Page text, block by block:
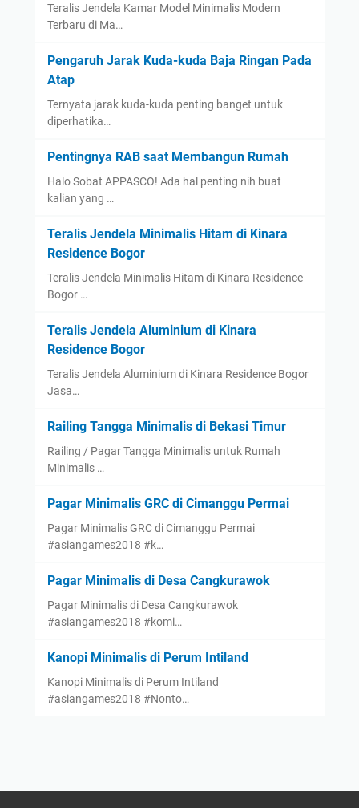
Teralis Jendela Kamar Model Minimalis Modern
Terbaru di Ma…
Pengaruh Jarak Kuda-kuda Baja Ringan Pada
Atap
Ternyata jarak kuda-kuda penting banget untuk
diperhatika…
Pentingnya RAB saat Membangun Rumah
Halo Sobat APPASCO! Ada hal penting nih buat
kalian yang …
Teralis Jendela Minimalis Hitam di Kinara
Residence Bogor
Teralis Jendela Minimalis Hitam di Kinara Residence
Bogor …
Teralis Jendela Aluminium di Kinara
Residence Bogor
Teralis Jendela Aluminium di Kinara Residence Bogor
Jasa…
Railing Tangga Minimalis di Bekasi Timur
Railing / Pagar Tangga Minimalis untuk Rumah
Minimalis …
Pagar Minimalis GRC di Cimanggu Permai
Pagar Minimalis GRC di Cimanggu Permai
#asiangames2018 #k…
Pagar Minimalis di Desa Cangkurawok
Pagar Minimalis di Desa Cangkurawok
#asiangames2018 #komi…
Kanopi Minimalis di Perum Intiland
Kanopi Minimalis di Perum Intiland
#asiangames2018 #Nonto…